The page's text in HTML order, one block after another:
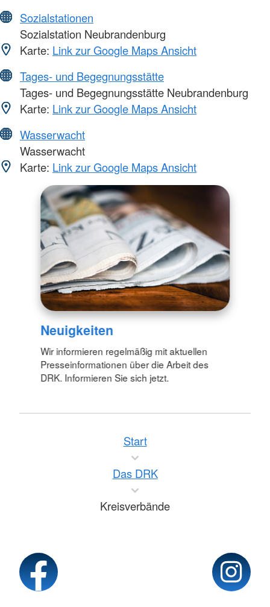
Sozialstationen
Sozialstation Neubrandenburg
Karte: Link zur Google Maps Ansicht
Tages- und Begegnungsstätte
Tages- und Begegnungsstätte Neubrandenburg
Karte: Link zur Google Maps Ansicht
Wasserwacht
Wasserwacht
Karte: Link zur Google Maps Ansicht
Neuigkeiten
Wir informieren regelmäßig mit aktuellen
Presseinformationen über die Arbeit des
DRK. Informieren Sie sich jetzt.
Start
Das DRK
Kreisverbände